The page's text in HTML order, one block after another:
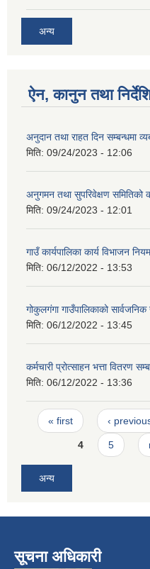
अन्य
ऐन, कानुन तथा
अनुदान तथा राहत दिन सम्बन्धमा
मिति: 09/24/2023 - 12:06
अनुगमन तथा सुपरिवेक्षण समितिको
मिति: 09/24/2023 - 12:01
गाउँ कार्यपालिका कार्य विभाजन
मिति: 06/12/2022 - 13:53
गोकुलगंगा गाउँपालिकाको
मिति: 06/12/2022 - 13:45
कर्मचारी प्रोत्साहन भत्ता वितरण
मिति: 06/12/2022 - 13:36
Pages
« first ‹
4 5
अन्य
सूचना अधिकारी